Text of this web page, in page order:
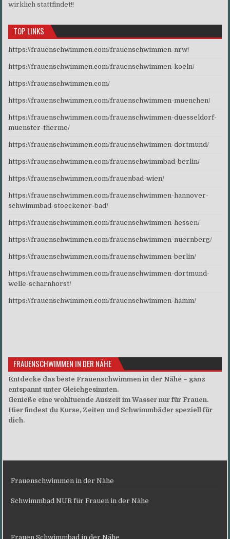
wirklich stattfindet!!
TOP LINKS
https://frauenschwimmen.com/frauenschwimmen-nrw/
https://frauenschwimmen.com/frauenschwimmen-koeln/
https://frauenschwimmen.com/
https://frauenschwimmen.com/frauenschwimmen-muenchen/
https://frauenschwimmen.com/frauenschwimmen-duesseldorf-
muenster-therme/
https://frauenschwimmen.com/frauenschwimmen-dortmund/
https://frauenschwimmen.com/frauenschwimmbad-berlin/
https://frauenschwimmen.com/frauenbad-wien/
https://frauenschwimmen.com/frauenschwimmen-hannover-
schwimmbad-stoeckener-bad/
https://frauenschwimmen.com/frauenschwimmen-hessen/
https://frauenschwimmen.com/frauenschwimmen-nuernberg/
https://frauenschwimmen.com/frauenschwimmen-berlin/
https://frauenschwimmen.com/frauenschwimmen-dortmund-
welle-scharnhorst/
https://frauenschwimmen.com/frauenschwimmen-hamm/
FRAUENSCHWIMMEN IN DER NÄHE
Entdecke das beste Frauenschwimmen in der Nähe – ganz
entspannt unter Gleichgesinnten.
Genieße eine wohltuende Auszeit im Wasser nur für Frauen.
Hier findest du Kurse, Zeiten und Schwimmbäder speziell für
dich.
Frauenschwimmen in der Nähe
Schwimmbad NUR für Frauen in der Nähe
Frauen Schwimmbad in der Nähe